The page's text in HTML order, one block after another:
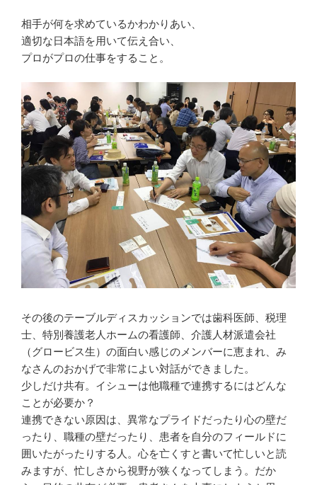
相手が何を求めているかわかりあい、
適切な日本語を用いて伝え合い、
プロがプロの仕事をすること。
その後のテーブルディスカッションでは歯科医師、税理
士、特別養護老人ホームの看護師、介護人材派遣会社
（グロービス生）の面白い感じのメンバーに恵まれ、み
なさんのおかげで非常によい対話ができました。
少しだけ共有。イシューは他職種で連携するにはどんな
ことが必要か？
連携できない原因は、異常なプライドだったり心の壁だ
ったり、職種の壁だったり、患者を自分のフィールドに
囲いたがったりする人。心を亡くすと書いて忙しいと読
みますが、忙しさから視野が狭くなってしまう。だか